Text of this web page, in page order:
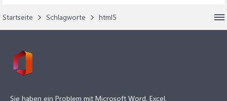
Startseite Schlagworte html5
Sie haben ein Problem mit Microsoft Word, Excel,